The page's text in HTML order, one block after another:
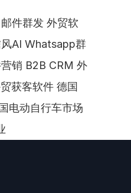
件群发 外贸软
AI Whatsapp群
销 B2B CRM 外
获客软件 德国
电动自行车市场